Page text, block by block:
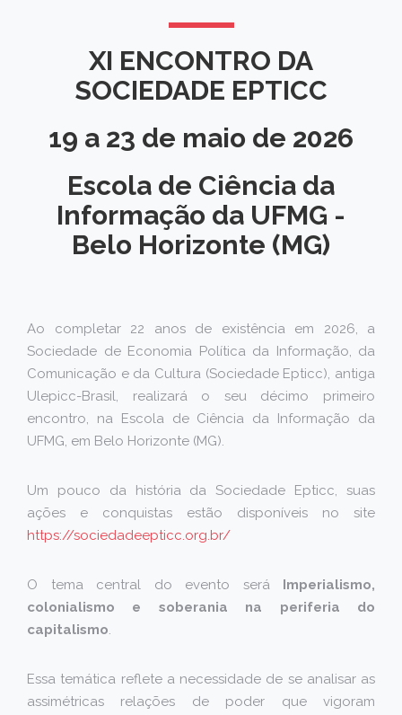
XI ENCONTRO DA
SOCIEDADE EPTICC
19 a 23 de maio de 2026
Escola de Ciência da
Informação da UFMG -
Belo Horizonte (MG)
Ao completar 22 anos de existência em 2026, a
Sociedade de Economia Política da Informação, da
Comunicação e da Cultura (Sociedade Epticc), antiga
Ulepicc-Brasil, realizará o seu décimo primeiro
encontro, na Escola de Ciência da Informação da
UFMG, em Belo Horizonte (MG).
Um pouco da história da Sociedade Epticc, suas
ações e conquistas estão disponíveis no site
https://sociedadeepticc.org.br/
O tema central do evento será Imperialismo,
colonialismo e soberania na periferia do
capitalismo.
Essa temática reflete a necessidade de se analisar as
assimétricas relações de poder que vigoram